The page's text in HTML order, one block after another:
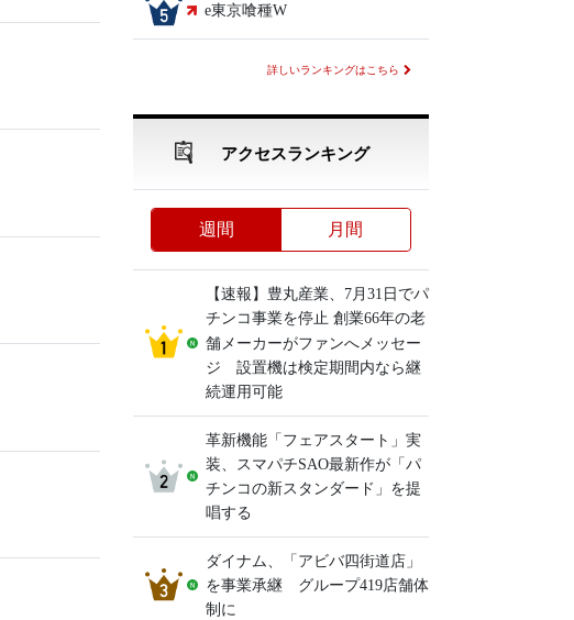
e東京喰種W
詳しいランキングはこちら
アクセスランキング
週間 月間
【速報】豊丸産業、7月31日でパ
チンコ事業を停止 創業66年の老
舗メーカーがファンへメッセー
ジ 設置機は検定期間内なら継
続運用可能
革新機能「フェアスタート」実
装、スマパチSAO最新作が「パ
チンコの新スタンダード」を提
唱する
ダイナム、「アビバ四街道店」
を事業承継 グループ419店舗体
制に